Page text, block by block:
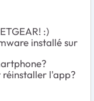
:)
installé sur
réinstaller l'app?